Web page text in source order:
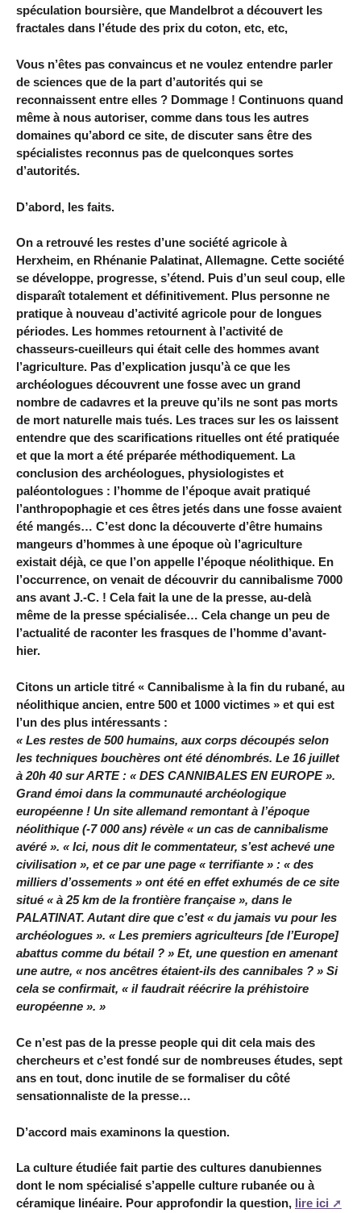
spéculation boursière, que Mandelbrot a découvert les
fractales dans l’étude des prix du coton, etc, etc,
Vous n’êtes pas convaincus et ne voulez entendre parler
de sciences que de la part d’autorités qui se
reconnaissent entre elles ? Dommage ! Continuons quand
même à nous autoriser, comme dans tous les autres
domaines qu’abord ce site, de discuter sans être des
spécialistes reconnus pas de quelconques sortes
d’autorités.
D’abord, les faits.
On a retrouvé les restes d’une société agricole à
Herxheim, en Rhénanie Palatinat, Allemagne. Cette société
se développe, progresse, s’étend. Puis d’un seul coup, elle
disparaît totalement et définitivement. Plus personne ne
pratique à nouveau d’activité agricole pour de longues
périodes. Les hommes retournent à l’activité de
chasseurs-cueilleurs qui était celle des hommes avant
l’agriculture. Pas d’explication jusqu’à ce que les
archéologues découvrent une fosse avec un grand
nombre de cadavres et la preuve qu’ils ne sont pas morts
de mort naturelle mais tués. Les traces sur les os laissent
entendre que des scarifications rituelles ont été pratiquée
et que la mort a été préparée méthodiquement. La
conclusion des archéologues, physiologistes et
paléontologues : l’homme de l’époque avait pratiqué
l’anthropophagie et ces êtres jetés dans une fosse avaient
été mangés… C’est donc la découverte d’être humains
mangeurs d’hommes à une époque où l’agriculture
existait déjà, ce que l’on appelle l’époque néolithique. En
l’occurrence, on venait de découvrir du cannibalisme 7000
ans avant J.-C. ! Cela fait la une de la presse, au-delà
même de la presse spécialisée… Cela change un peu de
l’actualité de raconter les frasques de l’homme d’avant-
hier.
Citons un article titré « Cannibalisme à la fin du rubané, au
néolithique ancien, entre 500 et 1000 victimes » et qui est
l’un des plus intéressants :
« Les restes de 500 humains, aux corps découpés selon
les techniques bouchères ont été dénombrés. Le 16 juillet
à 20h 40 sur ARTE : « DES CANNIBALES EN EUROPE ».
Grand émoi dans la communauté archéologique
européenne ! Un site allemand remontant à l’époque
néolithique (-7 000 ans) révèle « un cas de cannibalisme
avéré ». « Ici, nous dit le commentateur, s’est achevé une
civilisation », et ce par une page « terrifiante » : « des
milliers d’ossements » ont été en effet exhumés de ce site
situé « à 25 km de la frontière française », dans le
PALATINAT. Autant dire que c’est « du jamais vu pour les
archéologues ». « Les premiers agriculteurs [de l’Europe]
abattus comme du bétail ? » Et, une question en amenant
une autre, « nos ancêtres étaient-ils des cannibales ? » Si
cela se confirmait, « il faudrait réécrire la préhistoire
européenne ». »
Ce n’est pas de la presse people qui dit cela mais des
chercheurs et c’est fondé sur de nombreuses études, sept
ans en tout, donc inutile de se formaliser du côté
sensationnaliste de la presse…
D’accord mais examinons la question.
La culture étudiée fait partie des cultures danubiennes
dont le nom spécialisé s’appelle culture rubanée ou à
céramique linéaire. Pour approfondir la question, lire ici